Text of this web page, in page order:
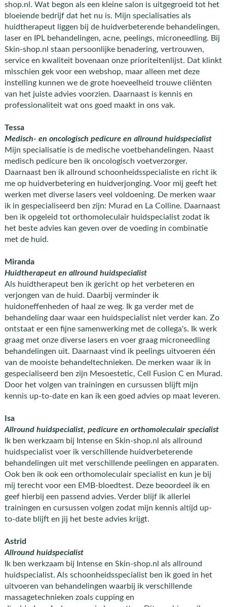
shop.nl. Wat begon als een kleine salon is uitgegroeid tot het
bloeiende bedrijf dat het nu is. Mijn specialisaties als
huidtherapeut liggen bij de huidverbeterende behandelingen,
laser en IPL behandelingen, acne, peelings, microneedling. Bij
Skin-shop.nl staan persoonlijke benadering, vertrouwen,
service en kwaliteit bovenaan onze prioriteitenlijst. Dat klinkt
misschien gek voor een webshop, maar alleen met deze
instelling kunnen we de grote hoeveelheid trouwe cliënten
van het juiste advies voorzien. Daarnaast is kennis en
professionaliteit wat ons goed maakt in ons vak.
Tessa
Medisch- en oncologisch pedicure en allround huidspecialist
Mijn specialisatie is de medische voetbehandelingen. Naast
medisch pedicure ben ik oncologisch voetverzorger.
Daarnaast ben ik allround schoonheidsspecialiste en richt ik
me op huidverbetering en huidverjonging. Voor mij geeft het
werken met diverse lasers veel voldoening. De merken waar
ik in gespecialiseerd ben zijn: Murad en La Colline. Daarnaast
ben ik opgeleid tot orthomoleculair huidspecialist zodat ik
het beste advies kan geven over de voeding in combinatie
met de huid.
Miranda
Huidtherapeut en allround huidspecialist
Als huidtherapeut ben ik gericht op het verbeteren en
verjongen van de huid. Daarbij verminder ik
huidoneffenheden of haal ze weg. Ik ga verder met de
behandeling daar waar een huidspecialist niet verder kan. Zo
ontstaat er een fijne samenwerking met de collega's. Ik werk
graag met onze diverse lasers en voer graag microneedling
behandelingen uit. Daarnaast vind ik peelings uitvoeren één
van de mooiste behandeltechnieken. De merken waar ik in
gespecialiseerd ben zijn Mesoestetic, Cell Fusion C en Murad.
Door het volgen van trainingen en cursussen blijft mijn
kennis up-to-date en kan ik een goed advies op maat leveren.
Isa
Allround huidspecialist, pedicure en orthomoleculair specialist
Ik ben werkzaam bij Intense en Skin-shop.nl als allround
huidspecialist voer ik verschillende huidverbeterende
behandelingen uit met verschillende peelingen en apparaten.
Ook ben ik ook een orthomoleculair specialist en kun je bij
mij terecht voor een EMB-bloedtest. Deze beoordeel ik en
geef hierbij een passend advies. Verder blijf ik allerlei
trainingen en cursussen volgen zodat mijn kennis altijd up-
to-date blijft en jij het beste advies krijgt.
Astrid
Allround huidspecialist
Ik ben werkzaam bij Intense en Skin-shop.nl als allround
huidspecialist. Als schoonheidsspecialist ben ik goed in het
uitvoeren van behandelingen waarbij ik verschillende
massagetechnieken zoals cupping en